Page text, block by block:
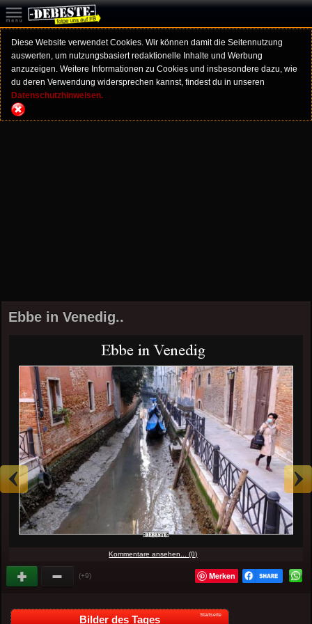
Diese Website verwendet Cookies. Wir können damit die Seitennutzung
auswerten, um nutzungsbasiert redaktionelle Inhalte und Werbung
anzuzeigen. Weitere Informationen zu Cookies und insbesondere dazu, wie
du deren Verwendung widersprechen kannst, findest du in unseren
Datenschutzhinweisen.
Ebbe in Venedig..
Kommentare ansehen... (0)
(+9) Merken
Bilder des Tages Startseite